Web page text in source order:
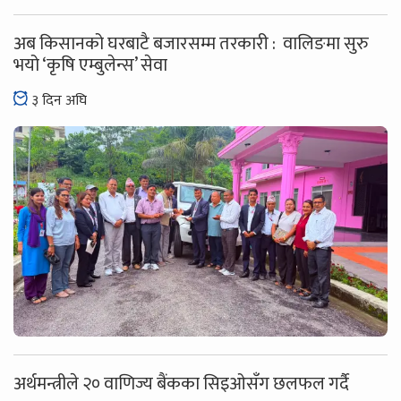
अब किसानको घरबाटै बजारसम्म तरकारी : वालिङमा सुरु
भयो ‘कृषि एम्बुलेन्स’ सेवा
३ दिन अघि
अर्थमन्त्रीले २० वाणिज्य बैंकका सिइओसँग छलफल गर्दै